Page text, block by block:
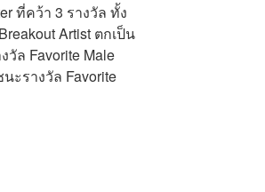
ที่คว้า 3 รางวัล ทั้ง
Artist ตกเป็น
วัล Favorite Male
ะรางวัล Favorite